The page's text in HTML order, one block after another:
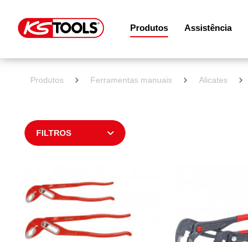
Produtos Assistência
Produtos Ferramentas manuais Alicates
FILTROS